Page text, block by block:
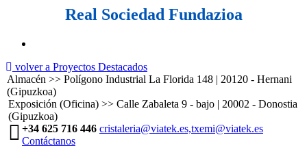
Real Sociedad Fundazioa
volver a Proyectos Destacados
Almacén >> Polígono Industrial La Florida 148 | 20120 - Hernani
(Gipuzkoa)
Exposición (Oficina) >> Calle Zabaleta 9 - bajo | 20002 - Donostia
(Gipuzkoa)
+34 625 716 446 cristaleria@viatek.es,txemi@viatek.es
Contáctanos